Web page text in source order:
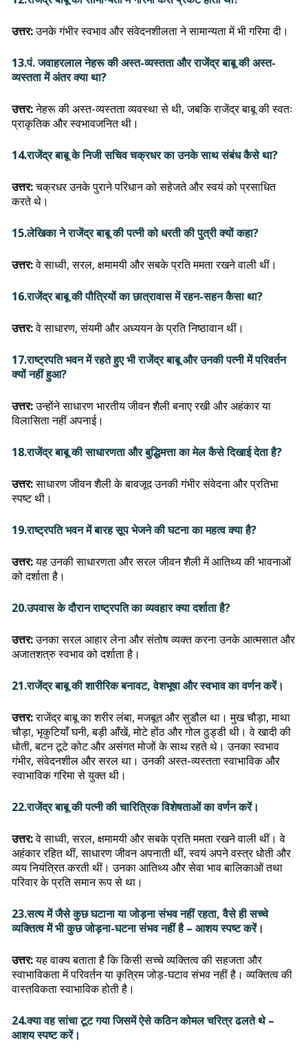
उत्तर:उनके गंभीर स्वभाव और संवेदनशीलता ने सामान्यता में भी गरिमा दी।
13.पं. जवाहरलाल नेहरू की अस्त-व्यस्तता और राजेंद्र बाबू की अस्त-
व्यस्तता में अंतर क्या था?
उत्तर:नेहरू की अस्त-व्यस्तता व्यवस्था से थी, जबकि राजेंद्र बाबू की स्वतः
प्राकृतिक और स्वभावजनित थी।
14.राजेंद्र बाबू के निजी सचिव चक्रधर का उनके साथ संबंध कैसे था?
उत्तर:चक्रधर उनके पुराने परिधान को सहेजते और स्वयं को प्रसाधित
करते थे।
15.लेखिका ने राजेंद्र बाबू की पत्नी को धरती की पुत्री क्यों कहा?
उत्तर:वे साध्वी, सरल, क्षमामयी और सबके प्रति ममता रखने वाली थीं।
16.राजेंद्र बाबू की पौत्रियों का छात्रावास में रहन-सहन कैसा था?
उत्तर:वे साधारण, संयमी और अध्ययन के प्रति निष्ठावान थीं।
17.राष्ट्रपति भवन में रहते हुए भी राजेंद्र बाबू और उनकी पत्नी में परिवर्तन
क्यों नहीं हुआ?
उत्तर:उन्होंने साधारण भारतीय जीवन शैली बनाए रखी और अहंकार या
विलासिता नहीं अपनाई।
18.राजेंद्र बाबू की साधारणता और बुद्धिमत्ता का मेल कैसे दिखाई देता है?
उत्तर:साधारण जीवन शैली के बावजूद उनकी गंभीर संवेदना और प्रतिभा
स्पष्ट थी।
19.राष्ट्रपति भवन में बारह सूप भेजने की घटना का महत्व क्या है?
उत्तर:यह उनकी साधारणता और सरल जीवन शैली में आतिथ्य की भावनाओं
को दर्शाता है।
20.उपवास के दौरान राष्ट्रपति का व्यवहार क्या दर्शाता है?
उत्तर:उनका सरल आहार लेना और संतोष व्यक्त करना उनके आत्मसात और
अजातशत्रु स्वभाव को दर्शाता है।
21.राजेंद्र बाबू की शारीरिक बनावट, वेशभूषा और स्वभाव का वर्णन करें।
उत्तर:राजेंद्र बाबू का शरीर लंबा, मजबूत और सुडौल था। मुख चौड़ा, माथा
चौड़ा, भृकुटियाँ घनी, बड़ी आँखें, मोटे होंठ और गोल ठुड्डी थी। वे खादी की
धोती, बटन टूटे कोट और असंगत मोजों के साथ रहते थे। उनका स्वभाव
गंभीर, संवेदनशील और सरल था। उनकी अस्त-व्यस्तता स्वाभाविक और
स्वाभाविक गरिमा से युक्त थी।
22.राजेंद्र बाबू की पत्नी की चारित्रिक विशेषताओं का वर्णन करें।
उत्तर:वे साध्वी, सरल, क्षमामयी और सबके प्रति ममता रखने वाली थीं। वे
अहंकार रहित थीं, साधारण जीवन अपनाती थीं, स्वयं अपने वस्त्र धोती और
व्यय नियंत्रित करती थीं। उनका आतिथ्य और सेवा भाव बालिकाओं तथा
परिवार के प्रति समान रूप से था।
23.सत्य में जैसे कुछ घटाना या जोड़ना संभव नहीं रहता, वैसे ही सच्चे
व्यक्तित्व में भी कुछ जोड़ना-घटना संभव नहीं है – आशय स्पष्ट करें।
उत्तर:यह वाक्य बताता है कि किसी सच्चे व्यक्तित्व की सहजता और
स्वाभाविकता में परिवर्तन या कृत्रिम जोड़-घटाव संभव नहीं है। व्यक्तित्व की
वास्तविकता स्वाभाविक होती है।
24.क्या वह सांचा टूट गया जिसमें ऐसे कठिन कोमल चरित्र ढलते थे –
आशय स्पष्ट करें।